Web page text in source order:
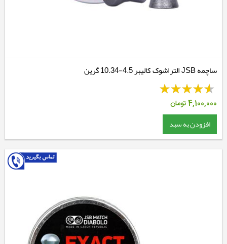
ساچمه JSB التراشوک کالیبر 4.5-10.34 گرین
4,100,000تومان
افزودن به سبد